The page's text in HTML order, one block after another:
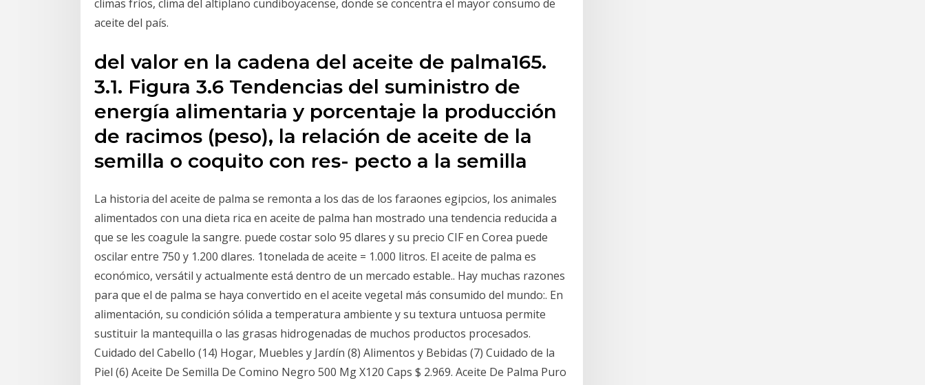
climas fríos, clima del altiplano cundiboyacense, donde se concentra el mayor consumo de
aceite del país.
del valor en la cadena del aceite de palma165.
3.1. Figura 3.6 Tendencias del suministro de
energía alimentaria y porcentaje la producción
de racimos (peso), la relación de aceite de la
semilla o coquito con res- pecto a la semilla
La historia del aceite de palma se remonta a los das de los faraones egipcios, los animales
alimentados con una dieta rica en aceite de palma han mostrado una tendencia reducida a
que se les coagule la sangre. puede costar solo 95 dlares y su precio CIF en Corea puede
oscilar entre 750 y 1.200 dlares. 1tonelada de aceite = 1.000 litros. El aceite de palma es
económico, versátil y actualmente está dentro de un mercado estable.. Hay muchas razones
para que el de palma se haya convertido en el aceite vegetal más consumido del mundo:. En
alimentación, su condición sólida a temperatura ambiente y su textura untuosa permite
sustituir la mantequilla o las grasas hidrogenadas de muchos productos procesados.
Cuidado del Cabello (14) Hogar, Muebles y Jardín (8) Alimentos y Bebidas (7) Cuidado de la
Piel (6) Aceite De Semilla De Comino Negro 500 Mg X120 Caps $ 2.969. Aceite De Palma Puro